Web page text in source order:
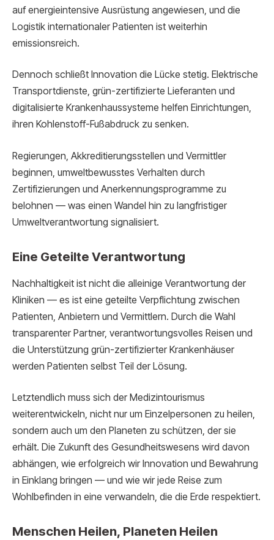
auf energieintensive Ausrüstung angewiesen, und die
Logistik internationaler Patienten ist weiterhin
emissionsreich.
Dennoch schließt Innovation die Lücke stetig. Elektrische
Transportdienste, grün-zertifizierte Lieferanten und
digitalisierte Krankenhaussysteme helfen Einrichtungen,
ihren Kohlenstoff-Fußabdruck zu senken.
Regierungen, Akkreditierungsstellen und Vermittler
beginnen, umweltbewusstes Verhalten durch
Zertifizierungen und Anerkennungsprogramme zu
belohnen — was einen Wandel hin zu langfristiger
Umweltverantwortung signalisiert.
Eine Geteilte Verantwortung
Nachhaltigkeit ist nicht die alleinige Verantwortung der
Kliniken — es ist eine geteilte Verpflichtung zwischen
Patienten, Anbietern und Vermittlern. Durch die Wahl
transparenter Partner, verantwortungsvolles Reisen und
die Unterstützung grün-zertifizierter Krankenhäuser
werden Patienten selbst Teil der Lösung.
Letztendlich muss sich der Medizintourismus
weiterentwickeln, nicht nur um Einzelpersonen zu heilen,
sondern auch um den Planeten zu schützen, der sie
erhält. Die Zukunft des Gesundheitswesens wird davon
abhängen, wie erfolgreich wir Innovation und Bewahrung
in Einklang bringen — und wie wir jede Reise zum
Wohlbefinden in eine verwandeln, die die Erde respektiert.
Menschen Heilen, Planeten Heilen